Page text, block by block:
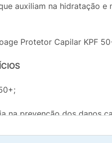
auxiliam na hidratação
Protetor Capilar KPF
na prevenção dos danos
na hidratação, nutrição,